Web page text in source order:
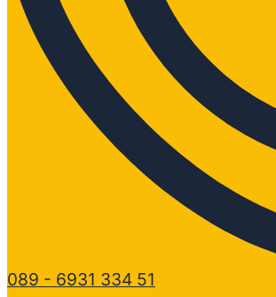
089 - 6931 334 51